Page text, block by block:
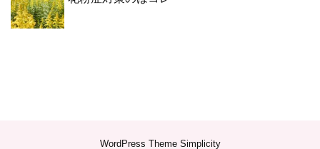
WordPress Theme Simplicity